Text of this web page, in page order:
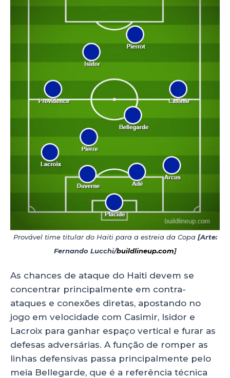
Provável time titular do Haiti para a estreia da Copa [Arte:
Fernando Lucchi/buildlineup.com]
As chances de ataque do Haiti devem se
concentrar principalmente em contra-
ataques e conexões diretas, apostando no
jogo em velocidade com Casimir, Isidor e
Lacroix para ganhar espaço vertical e furar as
defesas adversárias. A função de romper as
linhas defensivas passa principalmente pelo
meia Bellegarde, que é a referência técnica